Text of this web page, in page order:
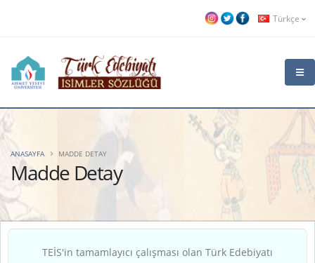
Türkçe
Madde Detay
ANASAYFA MADDE DETAY
TEİS'in tamamlayıcı çalışması olan Türk Edebiyatı